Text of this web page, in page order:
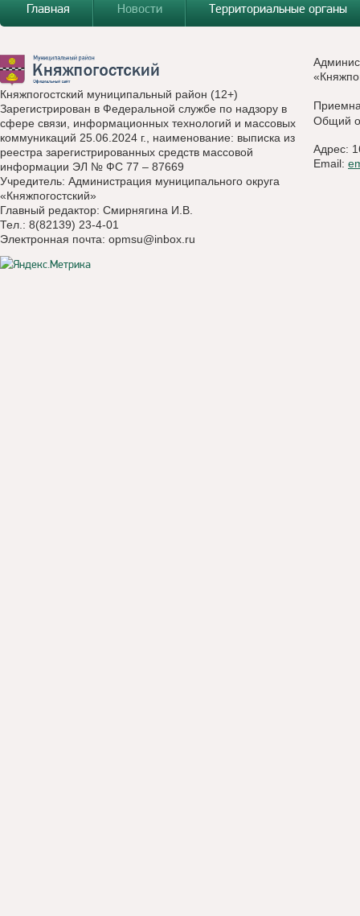
Главная
Новости Территориальные органы
Княжпогостский муниципальный район (12+)
Зарегистрирован в Федеральной службе по надзору в
сфере связи, информационных технологий и массовых
коммуникаций 25.06.2024 г., наименование: выписка из
реестра зарегистрированных средств массовой
информации ЭЛ № ФС 77 – 87669
Учредитель: Администрация муниципального округа
«Княжпогостский»
Главный редактор: Смирнягина И.В.
Тел.: 8(82139) 23-4-01
Электронная почта: opmsu@inbox.ru
Общий
Адрес:
Email: